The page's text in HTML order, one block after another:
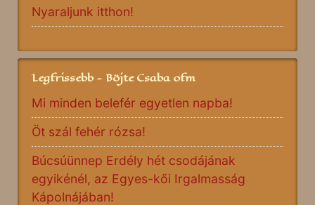
Nyaraljunk itthon!
Legfrissebb - Böjte Csaba ofm
Mi minden belefér egyetlen napba!
Öt szál fehér rózsa!
Búcsúünnep Erdély hét csodájának
egyikénél, az Egyes-kői Irgalmasság
Kápolnájában!